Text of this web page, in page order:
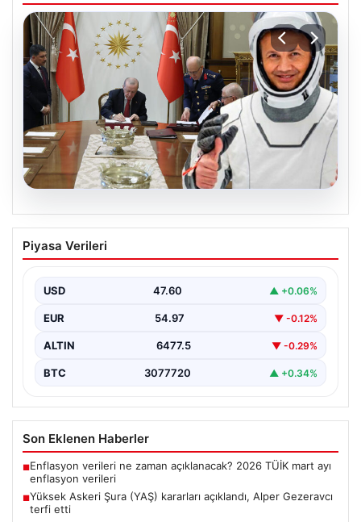
05.08.2026
Yüksek Askeri Şura (YAŞ) kararları
açıklandı, Alper Gezeravcı terfi etti
Piyasa Verileri
USD 47.60 ▲ +0.06%
EUR 54.97 ▼ -0.12%
ALTIN 6477.5 ▼ -0.29%
BTC 3077720 ▲ +0.34%
Son Eklenen Haberler
■Enflasyon verileri ne zaman açıklanacak? 2026 TÜİK mart ayı
enflasyon verileri
■Yüksek Askeri Şura (YAŞ) kararları açıklandı, Alper Gezeravcı
terfi etti